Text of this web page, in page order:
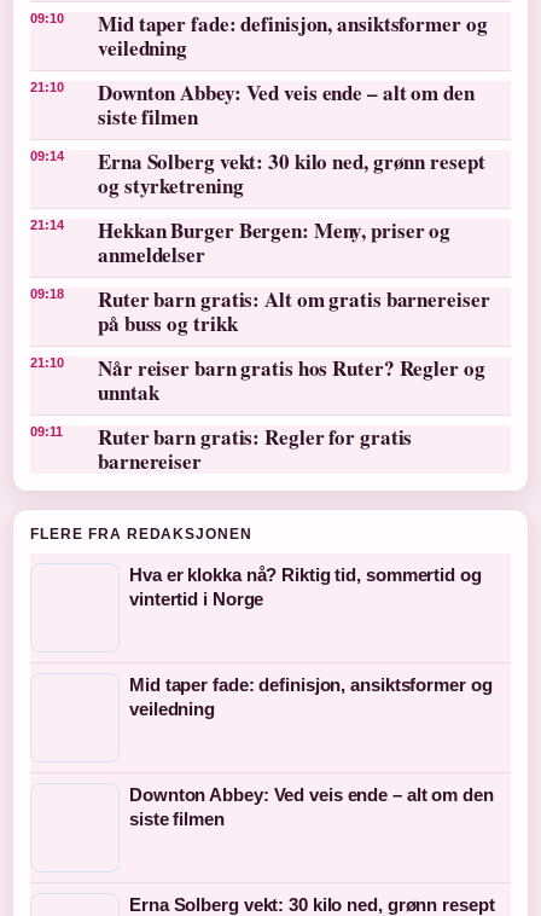
09:10
Mid taper fade: definisjon, ansiktsformer og
veiledning
21:10
Downton Abbey: Ved veis ende – alt om den
siste filmen
09:14
Erna Solberg vekt: 30 kilo ned, grønn resept
og styrketrening
21:14
Hekkan Burger Bergen: Meny, priser og
anmeldelser
09:18
Ruter barn gratis: Alt om gratis barnereiser
på buss og trikk
21:10
Når reiser barn gratis hos Ruter? Regler og
unntak
09:11
Ruter barn gratis: Regler for gratis
barnereiser
FLERE FRA REDAKSJONEN
Hva er klokka nå? Riktig tid, sommertid og
vintertid i Norge
Mid taper fade: definisjon, ansiktsformer og
veiledning
Downton Abbey: Ved veis ende – alt om den
siste filmen
Erna Solberg vekt: 30 kilo ned, grønn resept